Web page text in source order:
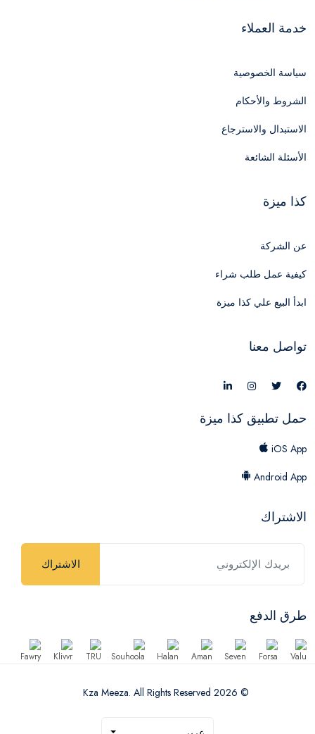
خدمة العملاء
سياسة الخصوصية
الشروط والأحكام
الاستبدال والاسترجاع
الأسئلة الشائعة
كذا ميزة
عن الشركة
كيفية عمل طلب شراء
ابدأ البيع علي كذا ميزة
تواصل معنا
حمل تطبيق كذا ميزة
iOS App
Android App
الاشتراك
الاشتراك
طرق الدفع
© 2026 Kza Meeza. All Rights Reserved